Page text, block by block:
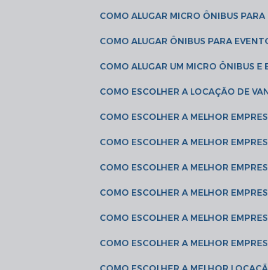
COMO ALUGAR MICRO ÔNIBUS
COMO ALUGAR ÔNIBUS PARA
COMO ALUGAR UM MICRO ÔNIBUS
COMO ESCOLHER A LOCAÇÃO DE
COMO ESCOLHER A MELHOR
COMO ESCOLHER A MELHOR
COMO ESCOLHER A MELHOR
COMO ESCOLHER A MELHOR
COMO ESCOLHER A MELHOR
COMO ESCOLHER A MELHOR